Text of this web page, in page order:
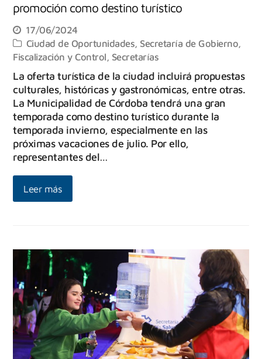
promoción como destino turístico
17/06/2024
Ciudad de Oportunidades, Secretaría de Gobierno,
Fiscalización y Control, Secretarías
La oferta turística de la ciudad incluirá propuestas
culturales, históricas y gastronómicas, entre otras.
La Municipalidad de Córdoba tendrá una gran
temporada como destino turístico durante la
temporada invierno, especialmente en las
próximas vacaciones de julio. Por ello,
representantes del…
Leer más